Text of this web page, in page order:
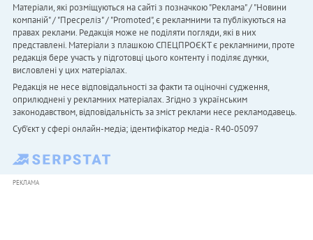
Матеріали, які розміщуються на сайті з позначкою "Реклама" / "Новини
компаній" / "Пресреліз" / "Promoted", є рекламними та публікуються на
правах реклами. Редакція може не поділяти погляди, які в них
представлені. Матеріали з плашкою СПЕЦПРОЄКТ є рекламними, проте
редакція бере участь у підготовці цього контенту і поділяє думки,
висловлені у цих матеріалах.
Редакція не несе відповідальності за факти та оціночні судження,
оприлюднені у рекламних матеріалах. Згідно з українським
законодавством, відповідальність за зміст реклами несе рекламодавець.
Cуб'єкт у сфері онлайн-медіа; ідентифікатор медіа - R40-05097
РЕКЛАМА